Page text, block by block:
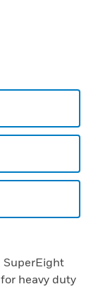
SuperEight
heavy duty